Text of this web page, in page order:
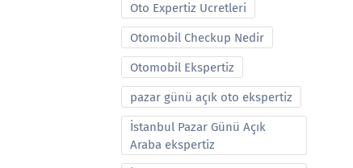
Oto Expertiz Ucretleri
Otomobil Checkup Nedir
Otomobil Ekspertiz
pazar günü açık oto ekspertiz
İstanbul Pazar Günü Açık
Araba ekspertiz